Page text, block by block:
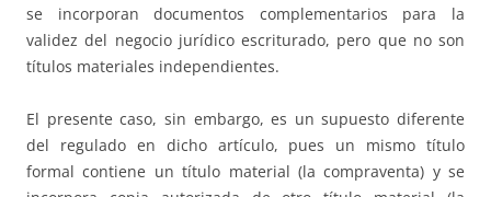
se incorporan documentos complementarios para la
validez del negocio jurídico escriturado, pero que no son
títulos materiales independientes.
El presente caso, sin embargo, es un supuesto diferente
del regulado en dicho artículo, pues un mismo título
formal contiene un título material (la compraventa) y se